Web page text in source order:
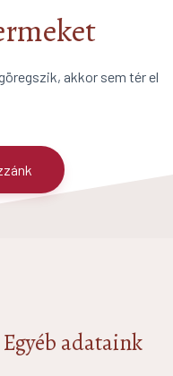
akkor sem tér el
Egyéb adataink